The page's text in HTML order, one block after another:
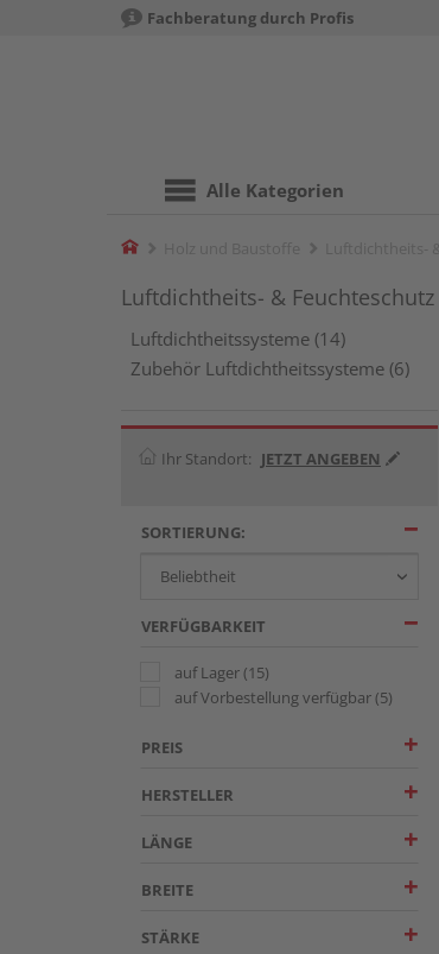
Fachberatung durch Profis
Alle Kategorien
Home
Luftdichtheits- & Feuchteschutz
Luftdichtheitssysteme (14)
Zubehör Luftdichtheitssysteme (6)
Ihr Standort: JETZT ANGEBEN
SORTIERUNG:
VERFÜGBARKEIT
auf Lager(15)
auf Vorbestellung verfügbar(5)
PREIS
HERSTELLER
LÄNGE
BREITE
STÄRKE